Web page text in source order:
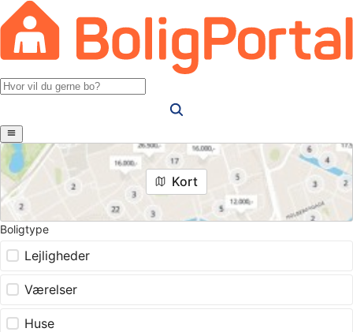
Kort
Boligtype
Lejligheder
Værelser
Huse